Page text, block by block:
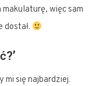
więc sam
dostał.
mi się najbardziej.